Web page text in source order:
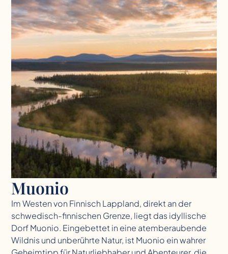
Muonio
Im Westen von Finnisch Lappland, direkt an der
schwedisch-finnischen Grenze, liegt das idyllische
Dorf Muonio. Eingebettet in eine atemberaubende
Wildnis und unberührte Natur, ist Muonio ein wahrer